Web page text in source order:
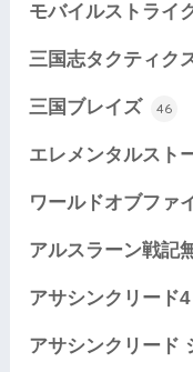
モバイルストライ
三国志タクティク
三国ブレイズ 46
エレメンタルスト
ワールドオブファ
アルスラーン戦記
アサシンクリード4
アサシンクリード